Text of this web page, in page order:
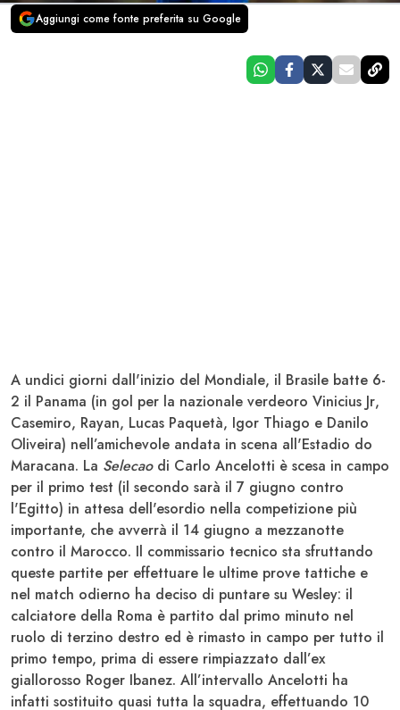
Aggiungi come fonte preferita su Google
A undici giorni dall'inizio del Mondiale, il Brasile batte 6-
2 il Panama (in gol per la nazionale verdeoro Vinicius Jr,
Casemiro, Rayan, Lucas Paquetà, Igor Thiago e Danilo
Oliveira) nell’amichevole andata in scena all'Estadio do
Maracana. La Selecaodi Carlo Ancelotti è scesa in campo
per il primo test (il secondo sarà il 7 giugno contro
l'Egitto) in attesa dell'esordio nella competizione più
importante, che avverrà il 14 giugno a mezzanotte
contro il Marocco. Il commissario tecnico sta sfruttando
queste partite per effettuare le ultime prove tattiche e
nel match odierno ha deciso di puntare su Wesley: il
calciatore della Roma è partito dal primo minuto nel
ruolo di terzino destro ed è rimasto in campo per tutto il
primo tempo, prima di essere rimpiazzato dall’ex
giallorosso Roger Ibanez. All’intervallo Ancelotti ha
infatti sostituito quasi tutta la squadra, effettuando 10